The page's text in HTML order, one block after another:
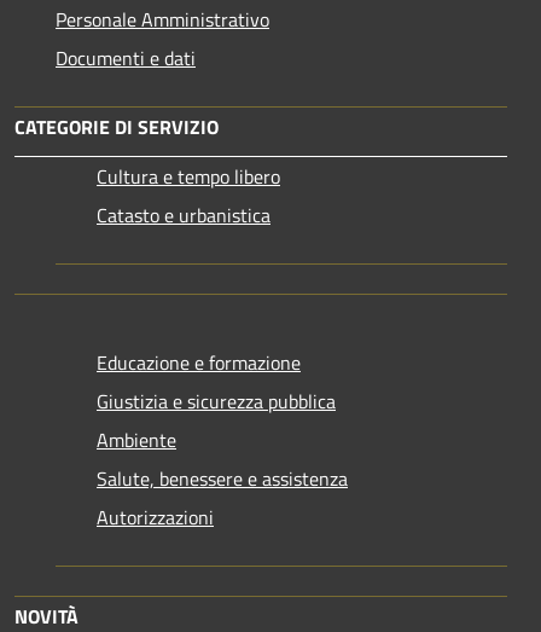
Personale Amministrativo
Documenti e dati
CATEGORIE DI SERVIZIO
Cultura e tempo libero
Catasto e urbanistica
Educazione e formazione
Giustizia e sicurezza pubblica
Ambiente
Salute, benessere e assistenza
Autorizzazioni
NOVITÀ